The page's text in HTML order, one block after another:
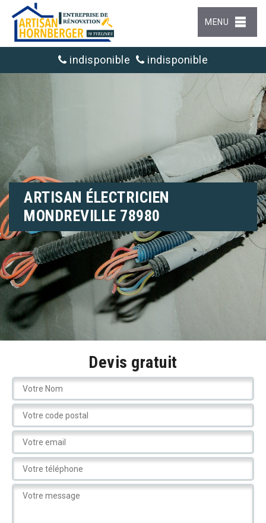
MENU
indisponible indisponible
ARTISAN ÉLECTRICIEN
MONDREVILLE 78980
Devis gratuit